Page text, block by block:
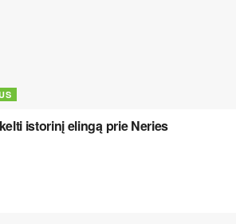
istorinį elingą prie Neries